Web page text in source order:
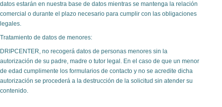
datos estarán en nuestra base de datos mientras se mantenga la relación
comercial o durante el plazo necesario para cumplir con las obligaciones
legales.
Tratamiento de datos de menores:
DRIPCENTER, no recogerá datos de personas menores sin la
autorización de su padre, madre o tutor legal. En el caso de que un menor
de edad cumplimente los formularios de contacto y no se acredite dicha
autorización se procederá a la destrucción de la solicitud sin atender su
contenido.